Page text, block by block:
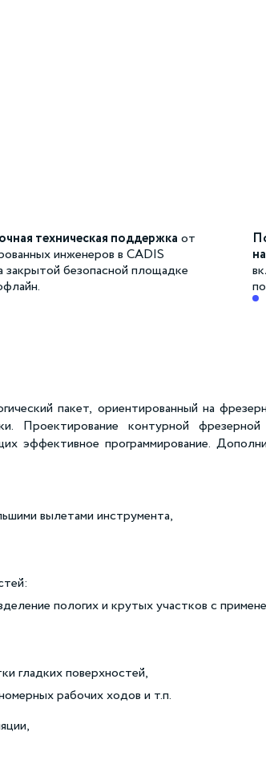
техническая поддержка от
инженеров в CADIS
закрытой безопасной площадке
пакет, ориентированный на
Проектирование контурной
эффективное программирование.
вылетами инструмента,
пологих и крутых участков с
гладких поверхностей,
рабочих ходов и т.п.